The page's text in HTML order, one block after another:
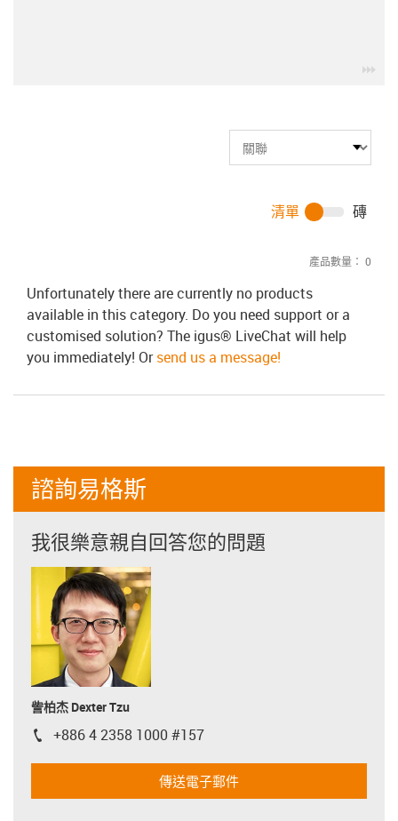
產品數量： 0
清單 磚
Unfortunately there are currently no products
available in this category. Do you need support or a
customised solution? The igus® LiveChat will help
you immediately! Orsend us a message!
諮詢易格斯
我很樂意親自回答您的問題
訾柏杰 Dexter Tzu
igus-icon-phone
+886 4 2358 1000 #157
傳送電子郵件